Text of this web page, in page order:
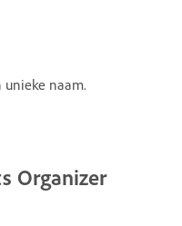
naam.
Organizer